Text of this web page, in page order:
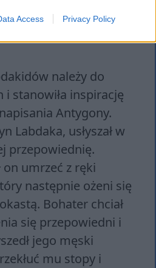
Access Privacy Policy
jego wykorzystanie
należy do
stanowiła inspirację
Antygony.
Labdaka, usłyszał w
przepowiednię.
on umrzeć z ręki
następnie ożeni się
Bohater chciał
się przepowiedni i
jego męski
mu stopy i